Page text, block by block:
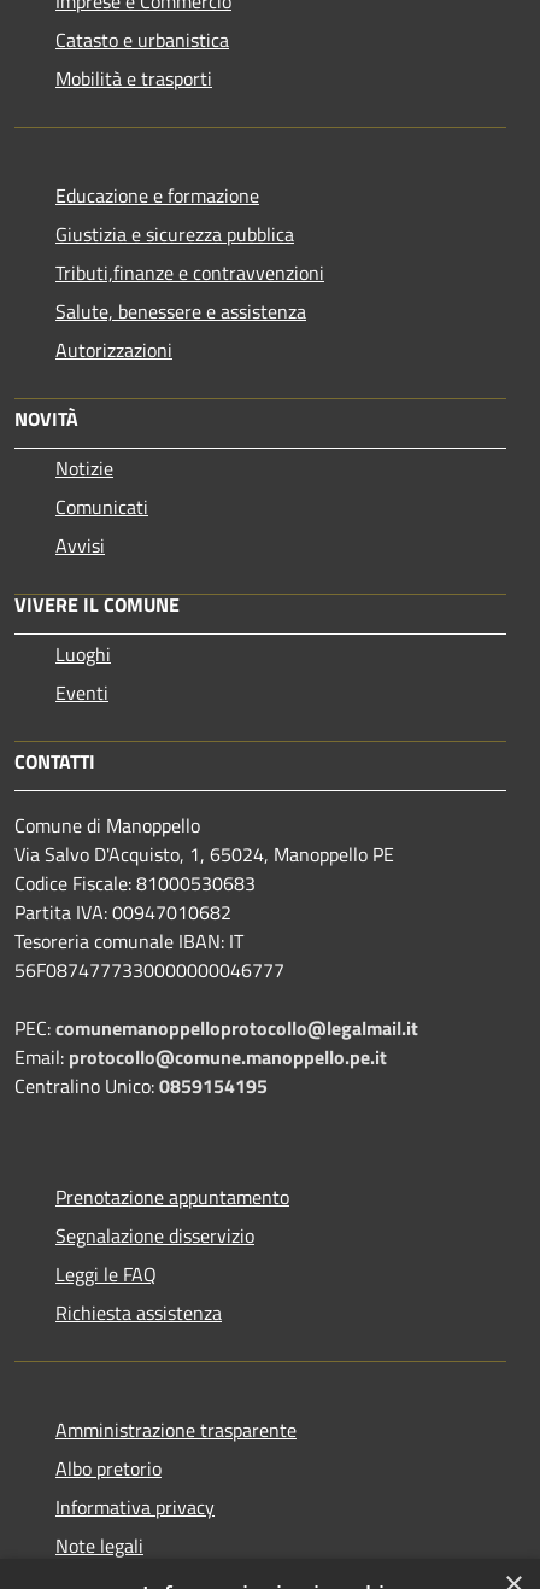
Catasto e urbanistica
Mobilità e trasporti
Educazione e formazione
Giustizia e sicurezza pubblica
Tributi,finanze e contravvenzioni
Salute, benessere e assistenza
Autorizzazioni
NOVITÀ
Notizie
Comunicati
Avvisi
VIVERE IL COMUNE
Luoghi
Eventi
CONTATTI
Comune di Manoppello
Via Salvo D'Acquisto, 1, 65024, Manoppello PE
Codice Fiscale: 81000530683
Partita IVA: 00947010682
Tesoreria comunale IBAN: IT
56F0874777330000000046777
PEC:comunemanoppelloprotocollo@legalmail.it
Email: protocollo@comune.manoppello.pe.it
Centralino Unico:0859154195
Prenotazione appuntamento
Segnalazione disservizio
Leggi le FAQ
Richiesta assistenza
Amministrazione trasparente
Albo pretorio
Informativa privacy
Note legali